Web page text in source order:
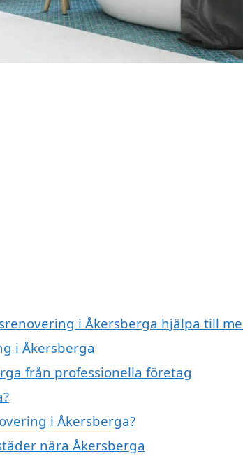
i Åkersberga hjälpa till
i Åkersberga
från professionella företag
i Åkersberga?
nära Åkersberga